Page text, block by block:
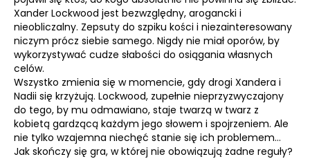
Xander Lockwood jest bezwzględny, arogancki i
nieobliczalny. Zepsuty do szpiku kości i niezainteresowany
niczym prócz siebie samego. Nigdy nie miał oporów, by
wykorzystywać cudze słabości do osiągania własnych
celów.
Wszystko zmienia się w momencie, gdy drogi Xandera i
Nadii się krzyżują. Lockwood, zupełnie nieprzyzwyczajony
do tego, by mu odmawiano, staje twarzą w twarz z
kobietą gardzącą każdym jego słowem i spojrzeniem. Ale
nie tylko wzajemna niechęć stanie się ich problemem…
Jak skończy się gra, w której nie obowiązują żadne reguły?